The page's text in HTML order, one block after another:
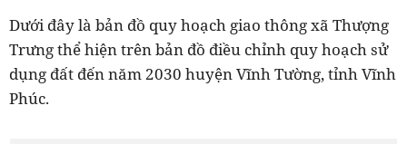
Dưới đây là bản đồ quy hoạch giao thông xã Thượng
Trưng thể hiện trên bản đồ điều chỉnh quy hoạch sử
dụng đất đến năm 2030 huyện Vĩnh Tường, tỉnh Vĩnh
Phúc.